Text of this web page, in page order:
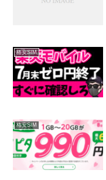
格安SIM
格安SIM